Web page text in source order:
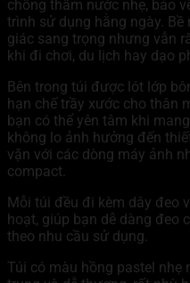
chống thấm nước nhẹ, bảo
trình sử dụng hằng ngày.
giác sang trọng nhưng vẫn
khi đi chơi, du lịch hay dạo
Bên trong túi được lót lớp
hạn chế trầy xước cho thân
bạn có thể yên tâm khi
không lo ảnh hưởng đến
vặn với các dòng máy ảnh
compact.
Mỗi túi đều đi kèm dây đeo
hoạt, giúp bạn dễ dàng đeo
theo nhu cầu sử dụng.
Túi có màu hồng pastel nhẹ